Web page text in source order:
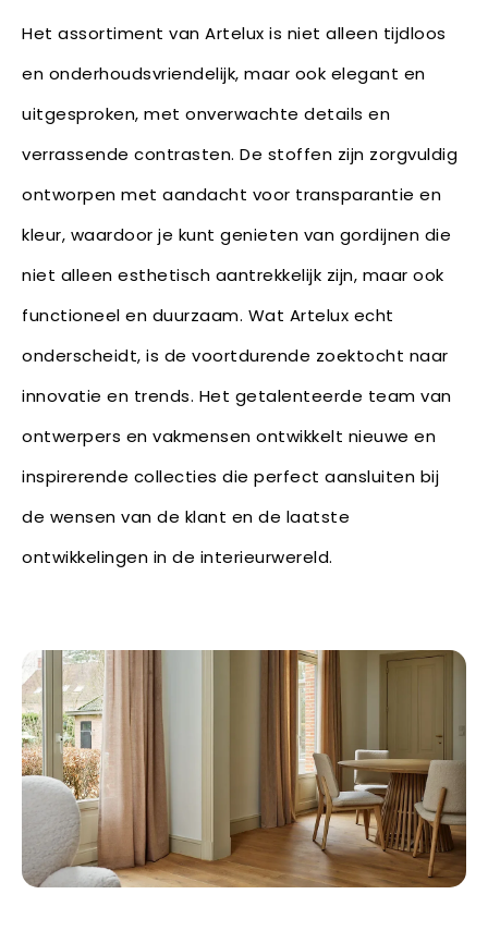
Het assortiment van Artelux is niet alleen tijdloos
en onderhoudsvriendelijk, maar ook elegant en
uitgesproken, met onverwachte details en
verrassende contrasten. De stoffen zijn zorgvuldig
ontworpen met aandacht voor transparantie en
kleur, waardoor je kunt genieten van gordijnen die
niet alleen esthetisch aantrekkelijk zijn, maar ook
functioneel en duurzaam. Wat Artelux echt
onderscheidt, is de voortdurende zoektocht naar
innovatie en trends. Het getalenteerde team van
ontwerpers en vakmensen ontwikkelt nieuwe en
inspirerende collecties die perfect aansluiten bij
de wensen van de klant en de laatste
ontwikkelingen in de interieurwereld.